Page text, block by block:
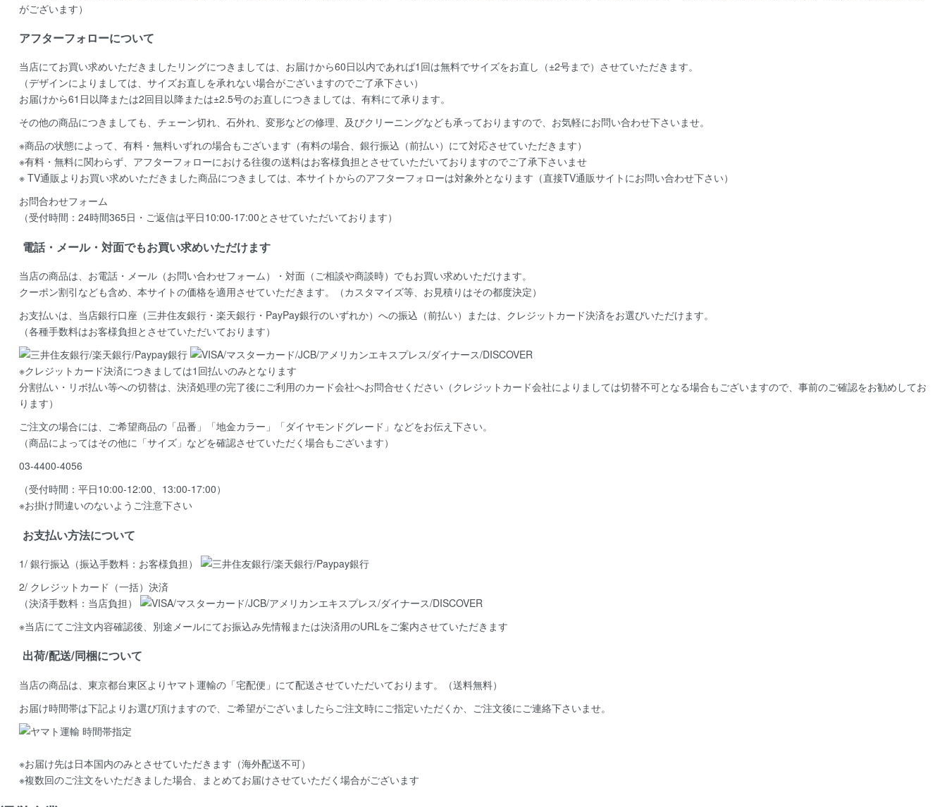
がございます）
アフターフォローについて
当店にてお買い求めいただきましたリングにつきましては、お届けから60日以内であれば1回は無料でサイズをお直し（±2号まで）させていただきます。
（デザインによりましては、サイズお直しを承れない場合がございますのでご了承下さい）
お届けから61日以降または2回目以降または±2.5号のお直しにつきましては、有料にて承ります。
その他の商品につきましても、チェーン切れ、石外れ、変形などの修理、及びクリーニングなども承っておりますので、お気軽にお問い合わせ下さいませ。
※商品の状態によって、有料・無料いずれの場合もございます（有料の場合、銀行振込（前払い）にて対応させていただきます）
※有料・無料に関わらず、アフターフォローにおける往復の送料はお客様負担とさせていただいておりますのでご了承下さいませ
※ TV通販よりお買い求めいただきました商品につきましては、本サイトからのアフターフォローは対象外となります（直接TV通販サイトにお問い合わせ下さい）
お問合わせフォーム
（受付時間：24時間365日・ご返信は平日10:00-17:00とさせていただいております）
電話・メール・対面でもお買い求めいただけます
当店の商品は、お電話・メール（お問い合わせフォーム）・対面（ご相談や商談時）でもお買い求めいただけます。
クーポン割引なども含め、本サイトの価格を適用させていただきます。（カスタマイズ等、お見積りはその都度決定）
お支払いは、当店銀行口座（三井住友銀行・楽天銀行・PayPay銀行のいずれか）への振込（前払い）または、クレジットカード決済をお選びいただけます。
（各種手数料はお客様負担とさせていただいております）
※クレジットカード決済につきましては1回払いのみとなります
分割払い・リボ払い等への切替は、決済処理の完了後にご利用のカード会社へお問合せください（クレジットカード会社によりましては切替不可となる場合もございますので、事前のご確認をお勧めしてお
ります）
ご注文の場合には、ご希望商品の「品番」「地金カラー」「ダイヤモンドグレード」などをお伝え下さい。
（商品によってはその他に「サイズ」などを確認させていただく場合もございます）
03-4400-4056
（受付時間：平日10:00-12:00、13:00-17:00）
※お掛け間違いのないようご注意下さい
お支払い方法について
1/ 銀行振込（振込手数料：お客様負担）
2/ クレジットカード（一括）決済
（決済手数料：当店負担）
※当店にてご注文内容確認後、別途メールにてお振込み先情報または決済用のURLをご案内させていただきます
出荷/配送/同梱について
当店の商品は、 東京都台東区よりヤマト運輸の「宅配便」にて配送させていただいております。（送料無料）
お届け時間帯は下記よりお選び頂けますので、ご希望がございましたらご注文時にご指定いただくか、ご注文後にご連絡下さいませ。
※お届け先は日本国内のみとさせていただきます（海外配送不可）
※複数回のご注文をいただきました場合、まとめてお届けさせていただく場合がございます